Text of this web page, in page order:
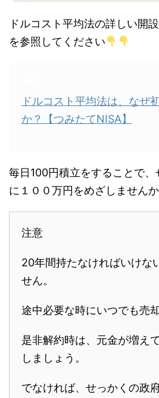
ドルコスト平均法の詳しい開
を参照してください
ドルコスト平均法は、なぜ
か？【つみたてNISA】
毎日100円積立をすることで
に１００万円をめざしませんか
注意
20年間持たなければいけな
せん。
途中必要な時にいつでも売
是非解約時は、元金が増え
しましょう。
でなければ、せっかくの政